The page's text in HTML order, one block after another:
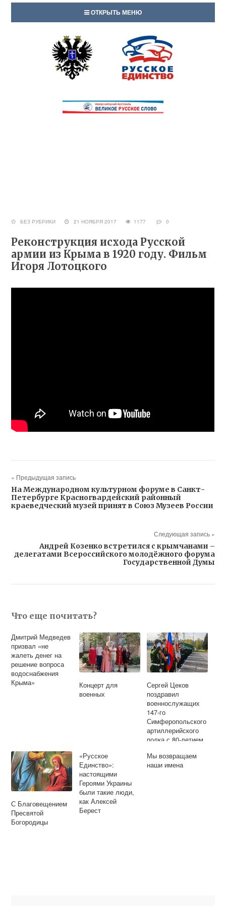
ОТКРЫТЬ МЕНЮ
БЕЗ РУБРИКИ 21 НОЯБРЯ 2017 1177 0
Реконструкция исхода Русской
армии из Крыма в 1920 году. Фильм
Игоря Лотоцкого
« Предыдущая запись
На Международном культурном форуме в Санкт-
Петербурге Красногвардейский районный
краеведческий музей принят в Союз Музеев России
Следующая запись »
Андрей Козенко встретился с крымчанами –
делегатами Всероссийского молодёжного форума
Государственной Думы
Что еще почитать?
Дмитрий Медведев
призвал «не
жалеть денег на
решение вопроса
водоснабжения
Крыма»
Концерт для
военных
Сергей Цеков
поздравил
военнослужащих
147-го
Симферопольского
артиллерийского
полка с 80-летием
полка
С Благовещением
Пресвятой
Богородицы
«Русское
Единство»:
настоящими
Героями Украины
были такие люди,
как Алексей
Берест
Мы возвращаем
наши имена